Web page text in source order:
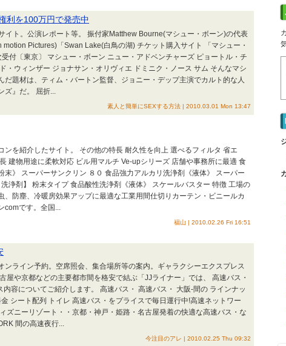
利を100万円で発売中
イト。公演レポート等。 振付家Matthew Bourne(マシュー・ボーン)の代表
Pictures)「Swan Lake(白鳥の湖) チケット購入サイト 「マシュー・
付〔東京〕 マシュー・ボーン ニュー・アドベンチャーズ ピョートル・チ
・ウィンザー ジョナサン・オリヴィエ ドミニク・ノース サム そんなマシ
だ題材は、ティム・バートン監督、ジョニー・デップ主演でカルト的な人
ズ』だ。 屈折...
素人と簡単にSEXする方法 | 2010.03.01 Mon 13:47
ンを紹介したサイト。 その他の特長 耐久性を向上 選べるフィルタ 省エ
建物用途に柔軟対応 ビル用マルチ Ve-upシリーズ 店舗や事務所に最適 食
末》 スーパーサンクリン ８０ 食品強力アルカリ洗浄剤《液体》 スーパー
浄剤】 粉末タイプ 食品酸性洗浄剤《液体》 スケールバスター 特徴 工場の
、防塵、冷暖房効果アップに最適な工業用間仕切りカーテン・ビニールカ
comです。全国...
福山 | 2010.02.26 Fri 16:51
ンライン予約。空席照会、集合場所等の案内。ギャラクシーエクスプレス
屋や京都などの主要都市間を格安で結ぶ「JJライナー」では、 高速バス・
内容についてご紹介します。 高速バス・ 高速バス・ 大阪-間の ラインナッ
シート配列 トイレ 高速バス・をプライスで毎日運行中!高速ネットワー
ズニーリゾート・・京都・神戸・姫路・名古屋発着の快適な高速バス・な
間の高速夜行...
今注目のアレ | 2010.02.25 Thu 09:32